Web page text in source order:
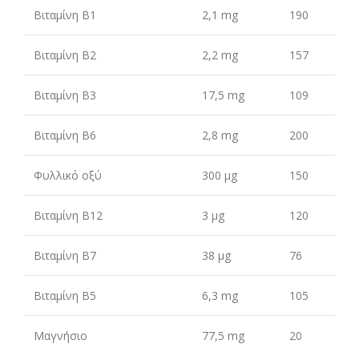
Βιταμίνη B1 2,1 mg 190
Βιταμίνη B2 2,2 mg 157
Βιταμίνη B3 17,5 mg 109
Βιταμίνη B6 2,8 mg 200
Φυλλικό οξύ 300 μg 150
Βιταμίνη B12 3 μg 120
Βιταμίνη B7 38 μg 76
Βιταμίνη B5 6,3 mg 105
Μαγνήσιο 77,5 mg 20